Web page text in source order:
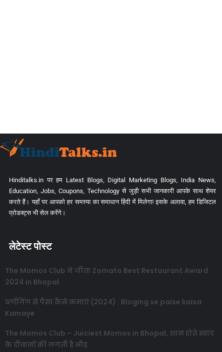
Hinditalks.in पर हम Latest Blogs, Digital Marketing Blogs, India News,
Education, Jobs, Coupons, Technology से जुड़ी सभी जानकारी आपके साथ शेयर
करते हैं। यहाँ पर आपको हर समस्या का समाधान हिंदी में मिलेगा! इसके अलावा, हम डिजिटल
प्रोडक्ट्स भी सेल करेंगे।
लेटेस्ट पोस्ट
The Momos Club ने जीता Zomato Best Restaurant Award
2024 in Bhopal
ब्लॉगिंग से पैसा कैसे कमाएं (2024) : Bloging se paise kaisa
Kamaye
The Momos Club – Juiciest Momos in Bhopal, शाम होते स्वाद
के दीवानों की लगती है भीड़